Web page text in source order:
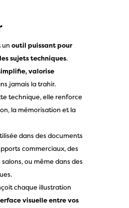
un outil puissant pour
sujets techniques.
valorise
jamais la trahir.
technique, elle renforce
la mémorisation et la
dans des documents
commerciaux, des
ou même dans des
chaque illustration
visuelle entre vos